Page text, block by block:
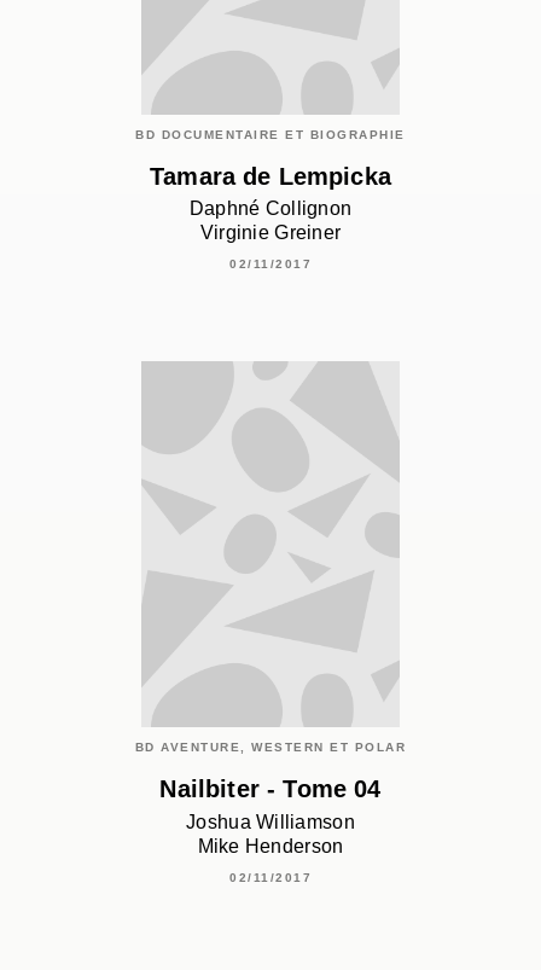
BD DOCUMENTAIRE ET BIOGRAPHIE
Tamara de Lempicka
Daphné Collignon
Virginie Greiner
02/11/2017
BD AVENTURE, WESTERN ET POLAR
Nailbiter - Tome 04
Joshua Williamson
Mike Henderson
02/11/2017